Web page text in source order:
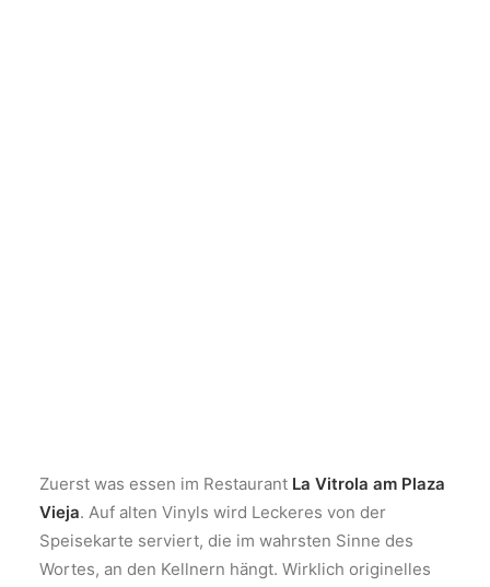
Zuerst was essen im Restaurant La Vitrola am Plaza
Vieja. Auf alten Vinyls wird Leckeres von der
Speisekarte serviert, die im wahrsten Sinne des
Wortes, an den Kellnern hängt. Wirklich originelles